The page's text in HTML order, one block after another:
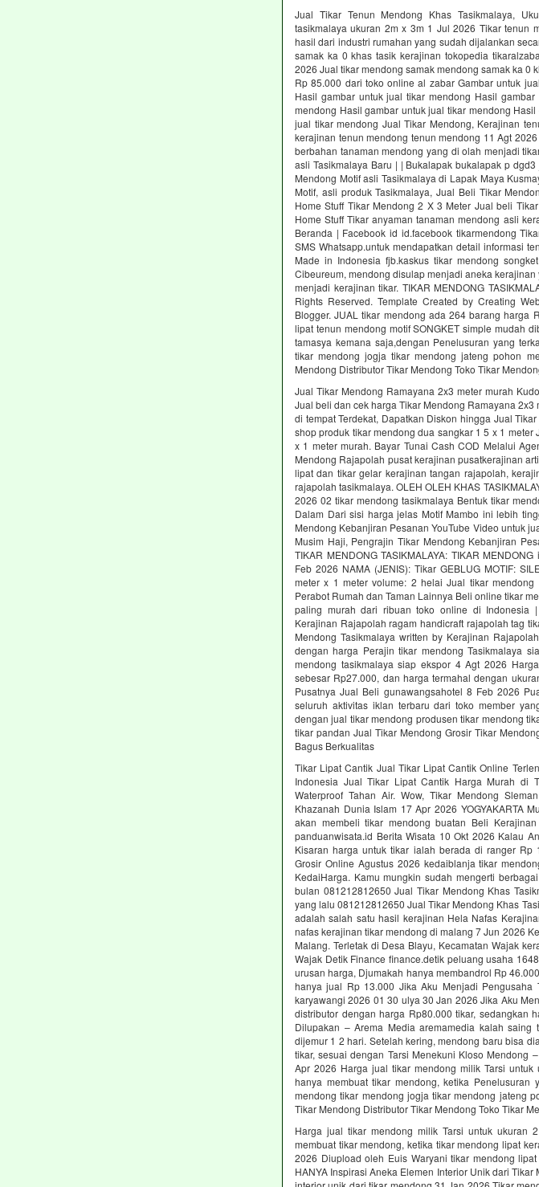
Jual Tikar Tenun Mendong Khas Tasikmalaya,
tasikmalaya ukuran 2m x 3m 1 Jul 2026 Tikar tenun
hasil dari industri rumahan yang sudah dijalankan
samak ka 0 khas tasik kerajinan tokopedia
2026 Jual tikar mendong samak mendong samak ka 0
Rp 85.000 dari toko online al zabar Gambar untuk
Hasil gambar untuk jual tikar mendong Hasil
mendong Hasil gambar untuk jual tikar mendong
jual tikar mendong Jual Tikar Mendong, Kerajinan
kerajinan tenun mendong tenun mendong 11 Agt
berbahan tanaman mendong yang di olah menjadi
asli Tasikmalaya Baru | | Bukalapak bukalapak p
Mendong Motif asli Tasikmalaya di Lapak Maya
Motif, asli produk Tasikmalaya, Jual Beli Tikar
Home Stuff Tikar Mendong 2 X 3 Meter Jual beli
Home Stuff Tikar anyaman tanaman mendong asli
Beranda | Facebook id id.facebook tikarmendong
SMS Whatsapp.untuk mendapatkan detail informasi
Made in Indonesia fjb.kaskus tikar mendong
Cibeureum, mendong disulap menjadi aneka
menjadi kerajinan tikar. TIKAR MENDONG
Rights Reserved. Template Created by Creating
Blogger. JUAL tikar mendong ada 264 barang harga
lipat tenun mendong motif SONGKET simple mudah
tamasya kemana saja,dengan Penelusuran yang
tikar mendong jogja tikar mendong jateng pohon
Mendong Distributor Tikar Mendong Toko Tikar
Jual Tikar Mendong Ramayana 2x3 meter murah
Jual beli dan cek harga Tikar Mendong Ramayana
di tempat Terdekat, Dapatkan Diskon hingga Jual
shop produk tikar mendong dua sangkar 1 5 x 1
x 1 meter murah. Bayar Tunai Cash COD Melalui
Mendong Rajapolah pusat kerajinan pusatkerajinan
lipat dan tikar gelar kerajinan tangan rajapolah,
rajapolah tasikmalaya. OLEH OLEH KHAS
2026 02 tikar mendong tasikmalaya Bentuk tikar
Dalam Dari sisi harga jelas Motif Mambo ini lebih
Mendong Kebanjiran Pesanan YouTube Video untuk
Musim Haji, Pengrajin Tikar Mendong Kebanjiran
TIKAR MENDONG TASIKMALAYA: TIKAR
Feb 2026 NAMA (JENIS): Tikar GEBLUG MOTIF:
meter x 1 meter volume: 2 helai Jual tikar
Perabot Rumah dan Taman Lainnya Beli online tikar
paling murah dari ribuan toko online di Indonesia
Kerajinan Rajapolah ragam handicraft rajapolah tag
Mendong Tasikmalaya written by Kerajinan
dengan harga Perajin tikar mendong Tasikmalaya
mendong tasikmalaya siap ekspor 4 Agt 2026
sebesar Rp27.000, dan harga termahal dengan
Pusatnya Jual Beli gunawangsahotel 8 Feb 2026
seluruh aktivitas iklan terbaru dari toko member
dengan jual tikar mendong produsen tikar mendong
tikar pandan Jual Tikar Mendong Grosir Tikar
Bagus Berkualitas
Tikar Lipat Cantik Jual Tikar Lipat Cantik Online
Indonesia Jual Tikar Lipat Cantik Harga Murah di
Waterproof Tahan Air. Wow, Tikar Mendong
Khazanah Dunia Islam 17 Apr 2026 YOGYAKARTA
akan membeli tikar mendong buatan Beli
panduanwisata.id Berita Wisata 10 Okt 2026 Kalau
Kisaran harga untuk tikar ialah berada di ranger Rp
Grosir Online Agustus 2026 kedaiblanja tikar
KedaiHarga. Kamu mungkin sudah mengerti
bulan 081212812650 Jual Tikar Mendong Khas
yang lalu 081212812650 Jual Tikar Mendong Khas
adalah salah satu hasil kerajinan Hela Nafas
nafas kerajinan tikar mendong di malang 7 Jun 2026
Malang. Terletak di Desa Blayu, Kecamatan Wajak
Wajak Detik Finance finance.detik peluang usaha
urusan harga, Djumakah hanya membandrol Rp
hanya jual Rp 13.000 Jika Aku Menjadi Pengusaha
karyawangi 2026 01 30 ulya 30 Jan 2026 Jika Aku
distributor dengan harga Rp80.000 tikar, sedangkan
Dilupakan – Arema Media aremamedia kalah
dijemur 1 2 hari. Setelah kering, mendong baru bisa
tikar, sesuai dengan Tarsi Menekuni Kloso Mendong
Apr 2026 Harga jual tikar mendong milik Tarsi
hanya membuat tikar mendong, ketika
mendong tikar mendong jogja tikar mendong jateng
Tikar Mendong Distributor Tikar Mendong Toko Tikar
Harga jual tikar mendong milik Tarsi untuk ukuran
membuat tikar mendong, ketika tikar mendong lipat
2026 Diupload oleh Euis Waryani tikar mendong
HANYA Inspirasi Aneka Elemen Interior Unik dari